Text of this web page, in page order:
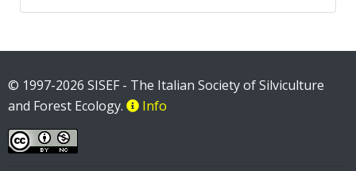
© 1997-2026 SISEF - The Italian Society of Silviculture
and Forest Ecology.
Info